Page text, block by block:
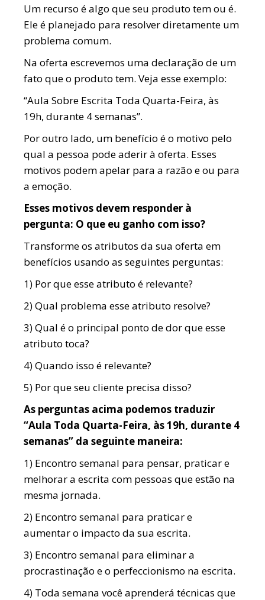
Um recurso é algo que seu produto tem ou é.
Ele é planejado para resolver diretamente um
problema comum.
Na oferta escrevemos uma declaração de um
fato que o produto tem. Veja esse exemplo:
“Aula Sobre Escrita Toda Quarta-Feira, às
19h, durante 4 semanas”.
Por outro lado, um benefício é o motivo pelo
qual a pessoa pode aderir à oferta. Esses
motivos podem apelar para a razão e ou para
a emoção.
Esses motivos devem responder à
pergunta: O que eu ganho com isso?
Transforme os atributos da sua oferta em
benefícios usando as seguintes perguntas:
1) Por que esse atributo é relevante?
2) Qual problema esse atributo resolve?
3) Qual é o principal ponto de dor que esse
atributo toca?
4) Quando isso é relevante?
5) Por que seu cliente precisa disso?
As perguntas acima podemos traduzir
“Aula Toda Quarta-Feira, às 19h, durante 4
semanas” da seguinte maneira:
1) Encontro semanal para pensar, praticar e
melhorar a escrita com pessoas que estão na
mesma jornada.
2) Encontro semanal para praticar e
aumentar o impacto da sua escrita.
3) Encontro semanal para eliminar a
procrastinação e o perfeccionismo na escrita.
4) Toda semana você aprenderá técnicas que